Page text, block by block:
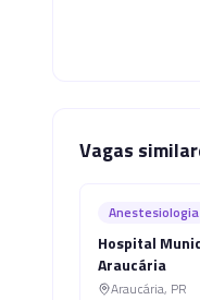
Vagas
Anestesiologia
Hospital
Araucária
Araucária, PR